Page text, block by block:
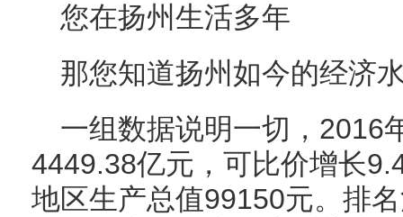
您在扬州生活多年
那您知道扬州如今的经济
一组数据说明一切，2016
4449.38亿元，可比价增长
地区生产总值99150元。排